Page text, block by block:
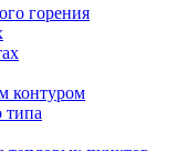
горения
контуром
типа